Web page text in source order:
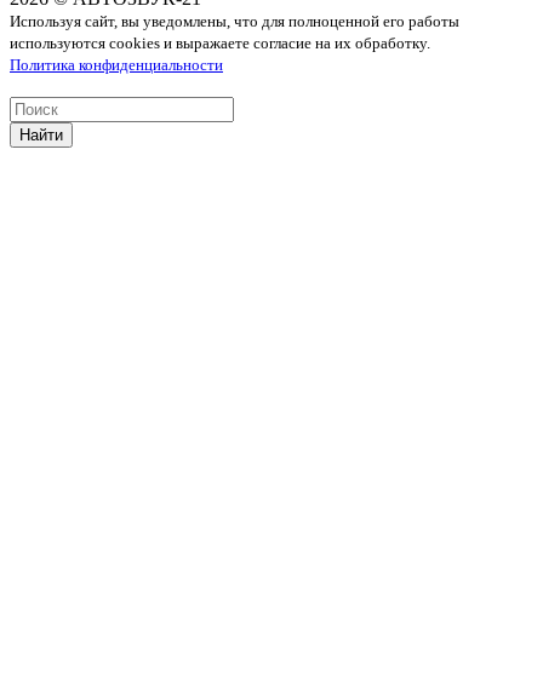
Используя сайт, вы уведомлены, что для полноценной его работы
используются cookies и выражаете согласие на их обработку.
Политика конфиденциальности
Найти